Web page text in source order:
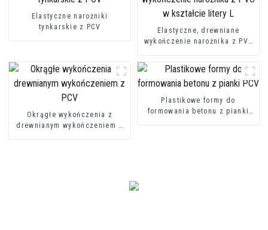
Elastyczne narożniki
tynkarskie z PCV
Elastyczne, drewniane
wykończenie narożnika z PVC
Okrągłe wykończenia z
drewnianym wykończeniem z
Plastikowe formy do
formowania betonu z pianki